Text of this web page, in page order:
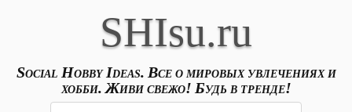
SHIsu.ru
Social Hobby Ideas. Все о мировых увлечениях и
хобби. Живи свежо! Будь в тренде!